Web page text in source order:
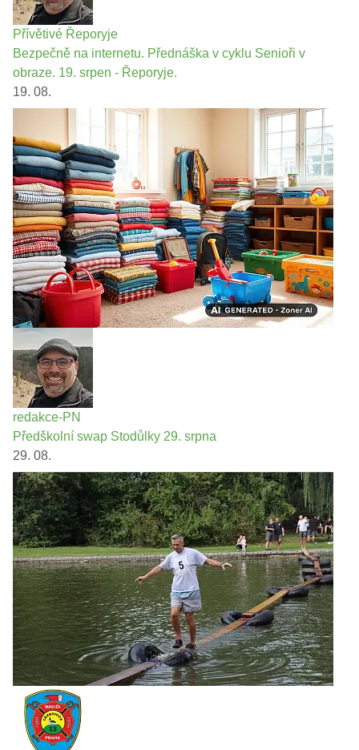
Přívětivé Řeporyje
Bezpečně na internetu. Přednáška v cyklu Senioři v
obraze. 19. srpen - Řeporyje.
19. 08.
redakce-PN
Předškolní swap Stodůlky 29. srpna
29. 08.